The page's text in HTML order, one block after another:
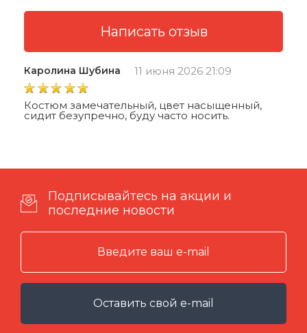
Каролина Шубина 11 июня 2026 21:09
Костюм замечательный, цвет насыщенный,
сидит безупречно, буду часто носить.
Подписывайтесь на акции и
последние новости
Оставить свой e-mail